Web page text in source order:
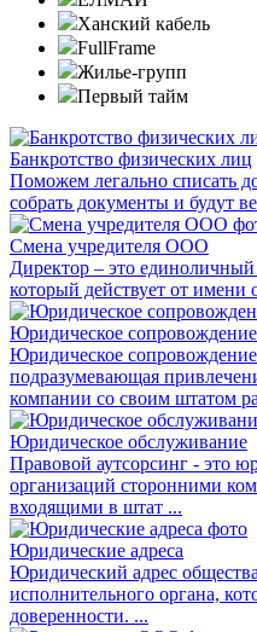
Ханский кабель
FullFrame
Жилье-групп
Первый тайм
Банкротство физических лиц
Поможем легально списать
собрать документы и будут
Смена учредителя ООО
Директор – это
который действует от имени
Юридическое сопровождение
Юридическое
подразумевающая
компании со своим штатом
Юридическое обслуживание
Правовой аутсорсинг - это
организаций сторонними
входящими в штат ...
Юридические адреса
Юридический адрес
исполнительного органа,
доверенности. ...